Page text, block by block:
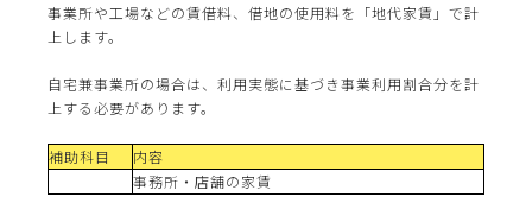
事業所や工場などの賃借料、借地の使用料を「地代家賃」で計
上します。
自宅兼事業所の場合は、利用実態に基づき事業利用割合分を計
上する必要があります。
補助科目
内容
事務所・店舗の家賃